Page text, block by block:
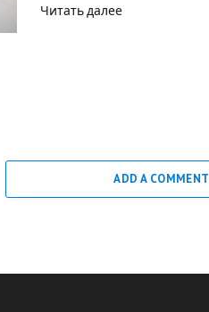
Читать далее
ADD A COMMENT